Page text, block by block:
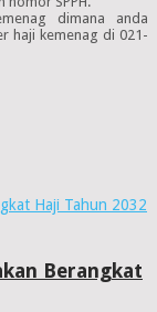
dimana anda
haji kemenag di 021-
Berangkat